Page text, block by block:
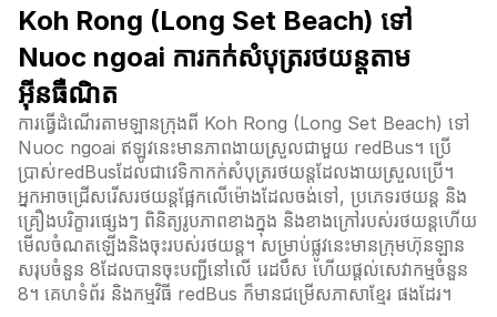
Koh Rong (Long Set Beach) ទៅ
Nuoc ngoai ការកក់សំបុត្ររថយន្តតាម
អ៊ីនធឺណិត
ការធ្វើដំណើរតាមឡានក្រុងពី Koh Rong (Long Set Beach) ទៅ
Nuoc ngoai ឥឡូវនេះមានភាពងាយស្រួលជាមួយ redBus។ ប្រើ
ប្រាស់redBusដែលជាវេទិកាកក់សំបុត្ររថយន្តដែលងាយស្រួលប្រើ។
អ្នកអាចជ្រើសរើសរថយន្តផ្អែកលើម៉ោងដែលចង់ទៅ, ប្រភេទរថយន្ត និង
គ្រឿងបរិក្ខារផ្សេងៗ ពិនិត្យរូបភាពខាងក្នុង និងខាងក្រៅរបស់រថយន្តហើយ
មើលចំណតឡើងនិងចុះរបស់រថយន្ត។ សម្រាប់ផ្លូវនេះមានក្រុមហ៊ុនឡាន
សរុបចំនួន 8ដែលបានចុះបញ្ជីនៅលើ រេដបឹស ហើយផ្តល់សេវាកម្មចំនួន
8។ គេហទំព័រ និងកម្មវិធី redBus ក៏មានជម្រើសភាសាខ្មែរ ផងដែរ។